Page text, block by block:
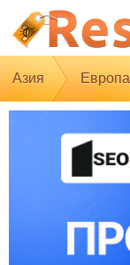
Азия Европа